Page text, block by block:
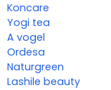
Koncare
Yogi tea
A vogel
Ordesa
Naturgreen
Lashile beauty